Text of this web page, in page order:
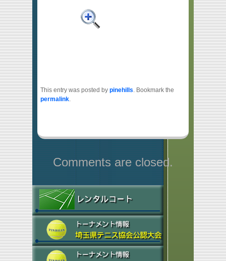
This entry was posted by pinehills. Bookmark the
permalink.
Comments are closed.